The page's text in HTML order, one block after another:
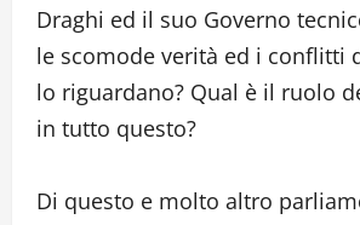
Draghi ed il suo Governo
le scomode verità ed i conflitti
lo riguardano? Qual è il ruolo
in tutto questo?
Di questo e molto altro